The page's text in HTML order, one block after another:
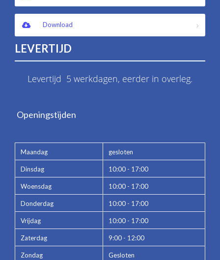
Download
LEVERTIJD
Levertijd 5 werkdagen, eerder in overleg.
Openingstijden
Maandag gesloten
Dinsdag 10:00 - 17:00
Woensdag 10:00 - 17:00
Donderdag 10:00 - 17:00
Vrijdag 10:00 - 17:00
Zaterdag 9:00 - 12:00
Zondag Gesloten